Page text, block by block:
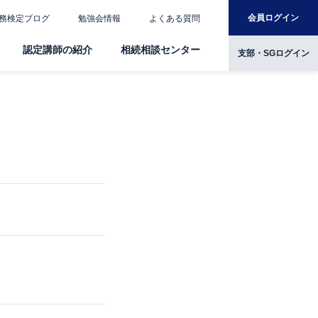
検定ブログ 勉強会情報 よくある質問 会員ログイン
認定講師の紹介 相続相談センター 支部・SGログイン